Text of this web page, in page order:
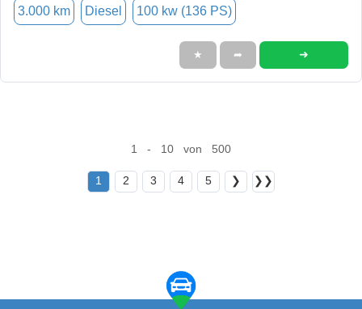
3.000 km Diesel 100 kw (136 PS)
★ ➦ ➜
1 - 10 von 500
1 2 3 4 5 ❯ ❯❯